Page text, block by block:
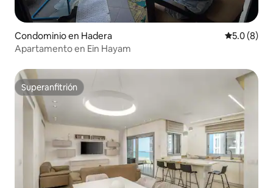
Condominio en Hadera
5.0 (8)
Apartamento en Ein Hayam
Superanfitrión
Superanfitrión